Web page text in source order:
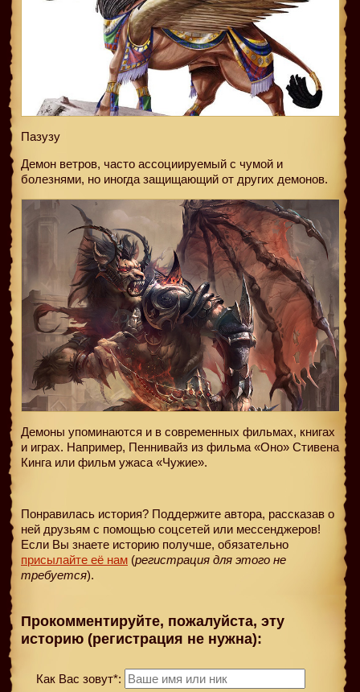
Пазузу
Демон ветров, часто ассоциируемый с чумой и
болезнями, но иногда защищающий от других демонов.
Демоны упоминаются и в современных фильмах, книгах
и играх. Например, Пеннивайз из фильма «Оно» Стивена
Кинга или фильм ужаса «Чужие».
Понравилась история? Поддержите автора, рассказав о
ней друзьям с помощью соцсетей или мессенджеров!
Если Вы знаете историю получше, обязательно
присылайте её нам (регистрация для этого не
требуется).
Прокомментируйте, пожалуйста, эту
историю (регистрация не нужна):
Как Вас зовут*: